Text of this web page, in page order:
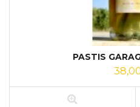
PASTIS